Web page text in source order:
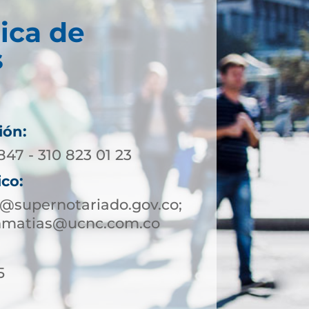
de
- 310 823 01 23